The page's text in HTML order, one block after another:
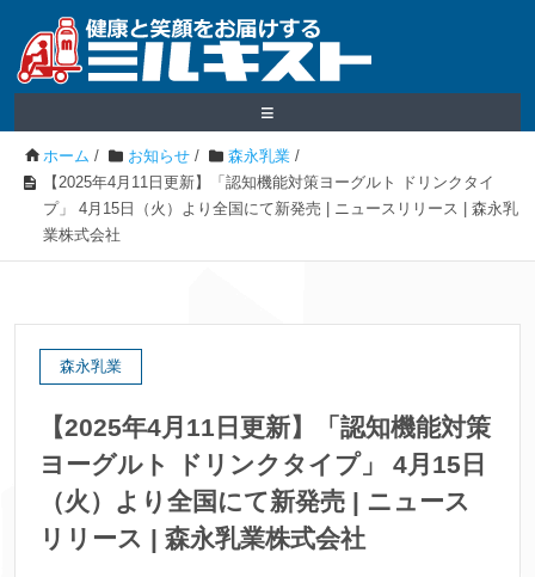
≡
ホーム / お知らせ / 森永乳業 /
【2025年4月11日更新】「認知機能対策ヨーグルト ドリンクタイ
プ」 4月15日（火）より全国にて新発売 | ニュースリリース | 森永乳
業株式会社
森永乳業
【2025年4月11日更新】「認知機能対策
ヨーグルト ドリンクタイプ」 4月15日
（火）より全国にて新発売 | ニュース
リリース | 森永乳業株式会社